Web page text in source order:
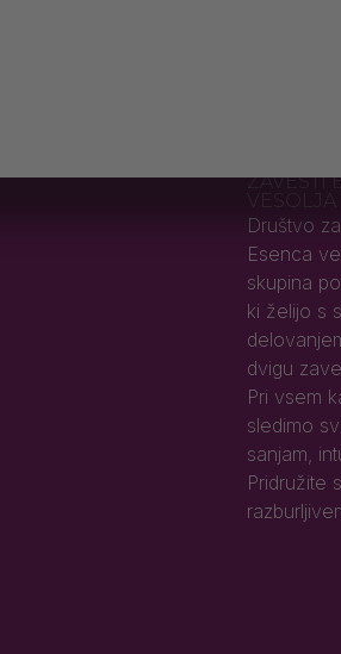
ZAVESTI
VESOLJA
Društvo
Esenca
skupina
ki želijo s
dvigu
Pri vsem
sledimo
sanjam,
Pridružite